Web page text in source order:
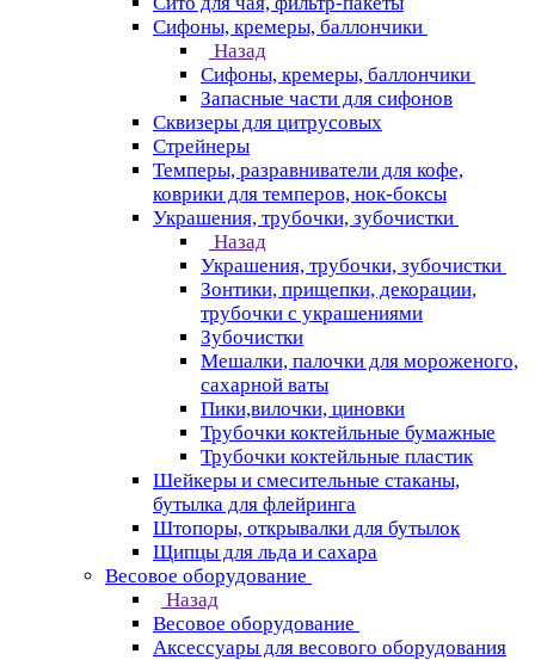
Сифоны, кремеры, баллончики
Назад
Сифоны, кремеры, баллончики
Запасные части для сифонов
Сквизеры для цитрусовых
Стрейнеры
Темперы, разравниватели для кофе,
коврики для темперов, нок-боксы
Украшения, трубочки, зубочистки
Назад
Украшения, трубочки, зубочистки
Зонтики, прищепки, декорации,
трубочки с украшениями
Зубочистки
Мешалки, палочки для мороженого,
сахарной ваты
Пики,вилочки, циновки
Трубочки коктейльные бумажные
Трубочки коктейльные пластик
Шейкеры и смесительные стаканы,
бутылка для флейринга
Штопоры, открывалки для бутылок
Щипцы для льда и сахара
Весовое оборудование
Назад
Весовое оборудование
Аксессуары для весового оборудования